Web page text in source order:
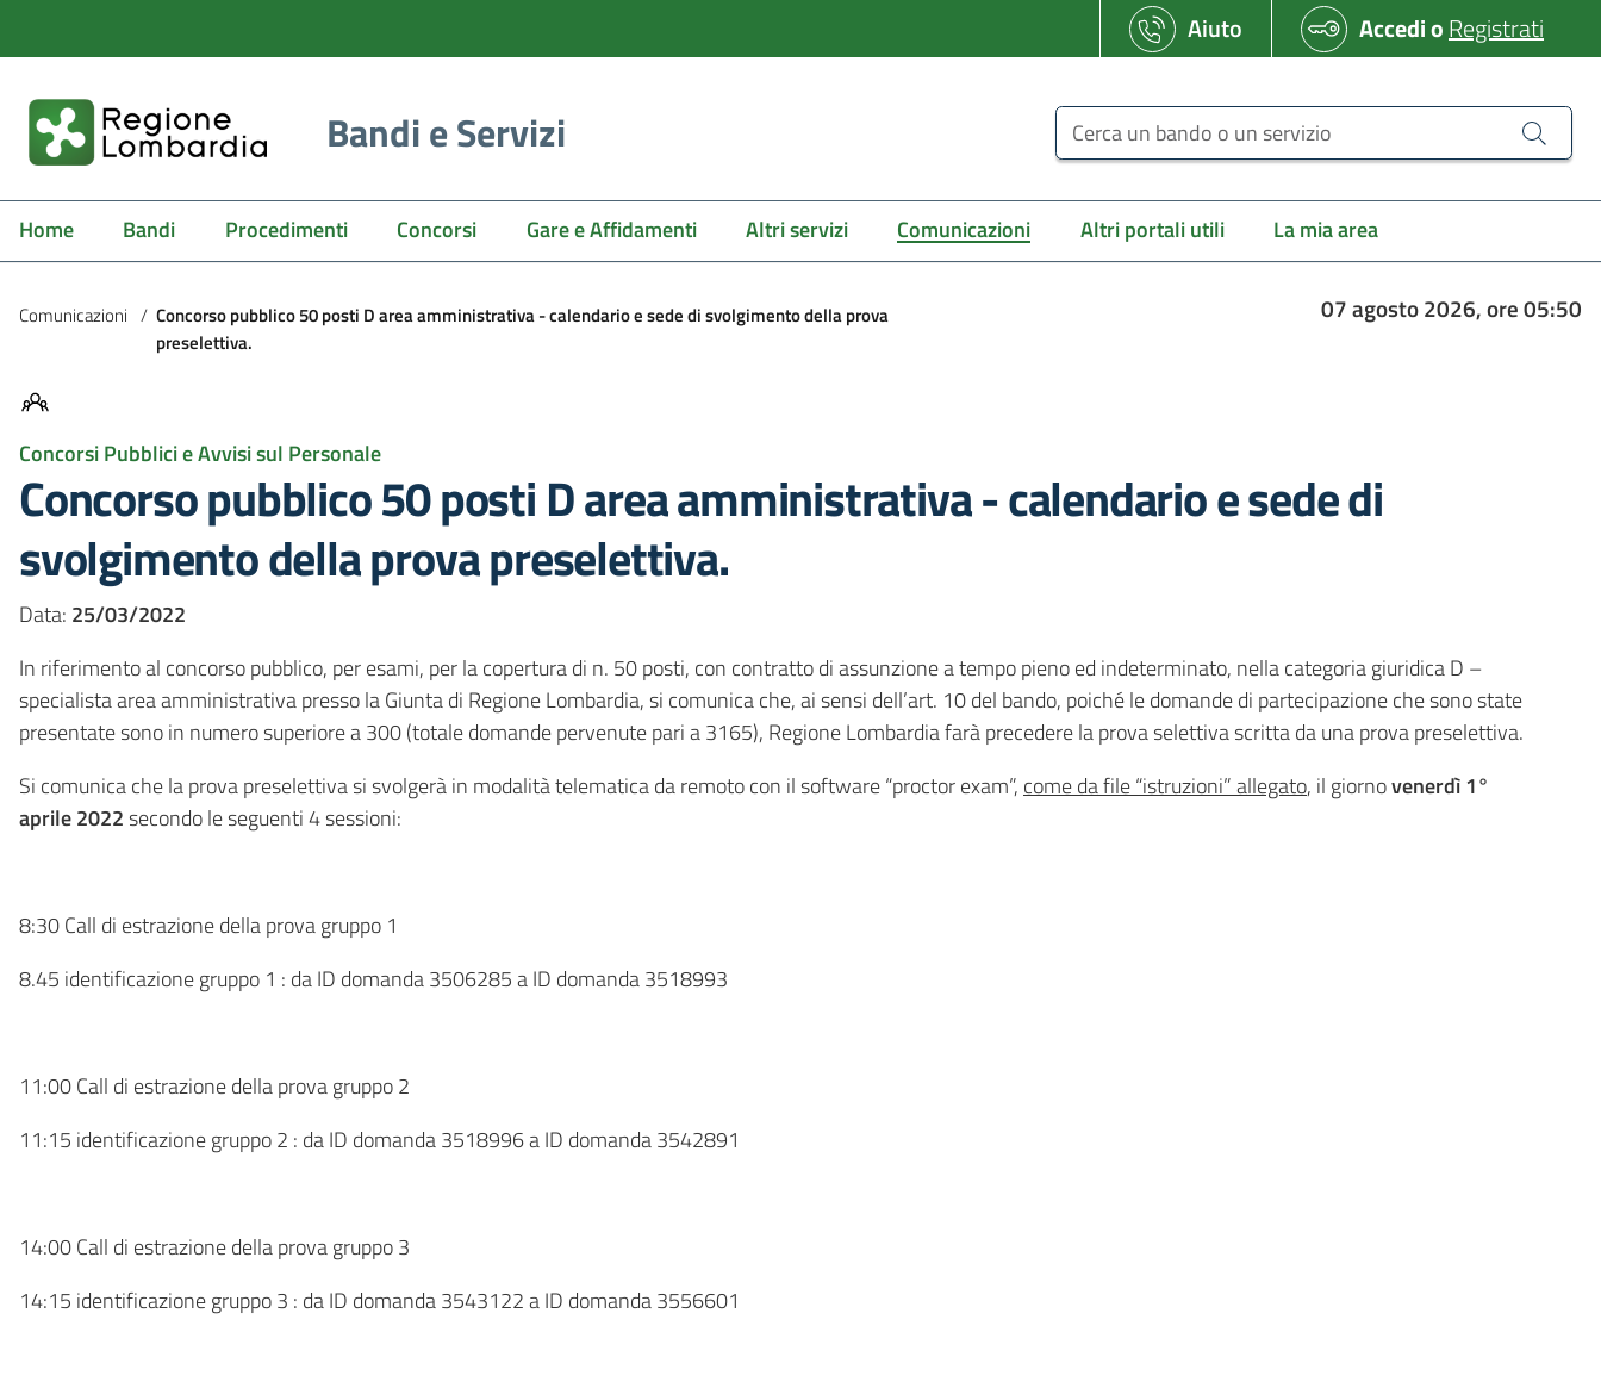
Aiuto AccedioRegistrati
Bandi e Servizi Cerca un bando o un servizio
Home Bandi Procedimenti Concorsi Gare e Affidamenti Altri servizi Comunicazioni Altri portali utili La mia area
Comunicazioni / Concorso pubblico 50 posti D area amministrativa - calendario e sede di svolgimento della prova
preselettiva.
07 agosto 2026, ore 05:50
Concorsi Pubblici e Avvisi sul Personale
Concorso pubblico 50 posti D area amministrativa - calendario e sede di
svolgimento della prova preselettiva.
Data: 25/03/2022
In riferimento al concorso pubblico, per esami, per la copertura di n. 50 posti, con contratto di assunzione a tempo pieno ed indeterminato, nella categoria giuridica D –
specialista area amministrativa presso la Giunta di Regione Lombardia, si comunica che, ai sensi dell’art. 10 del bando, poiché le domande di partecipazione che sono state
presentate sono in numero superiore a 300 (totale domande pervenute pari a 3165), Regione Lombardia farà precedere la prova selettiva scritta da una prova preselettiva.
Si comunica che la prova preselettiva si svolgerà in modalità telematica da remoto con il software “proctor exam”, come da file “istruzioni” allegato, il giornovenerdì 1°
aprile 2022 secondo le seguenti 4 sessioni:
8:30 Call di estrazione della prova gruppo 1
8.45 identificazione gruppo 1 : da ID domanda 3506285 a ID domanda 3518993
11:00 Call di estrazione della prova gruppo 2
11:15 identificazione gruppo 2 : da ID domanda 3518996 a ID domanda 3542891
14:00 Call di estrazione della prova gruppo 3
14:15 identificazione gruppo 3 : da ID domanda 3543122 a ID domanda 3556601